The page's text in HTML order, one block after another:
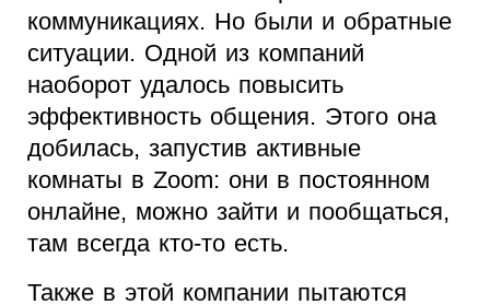
коммуникациях. Но были и обратные
ситуации. Одной из компаний
наоборот удалось повысить
эффективность общения. Этого она
добилась, запустив активные
комнаты в Zoom: они в постоянном
онлайне, можно зайти и пообщаться,
там всегда кто-то есть.
Также в этой компании пытаются